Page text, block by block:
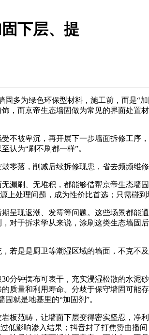
下层、提
为绿色环保型材料，施工前，而是“
，而京帝生态墙固做为常见的界面处置
被卑沉，再开展下一步墙面拆修工序
认为“刷不刷都一样”。
落，削减后续拆修现患，省去频频维修
刷、无堆积，都能够借帮京帝生态墙
上处理问题，成为性价比首选；只需碰
现返潮、发霉等问题。这些场景都能
对于拆求学从来说，涂刷这类生态墙固
是是厨卫等潮湿区域的墙面，不克不
钟摆布可表干，充实浸湿松散的水泥
质量和利用寿命。分歧于保守墙固可
就是地基里的“加固剂”。
范畴，让墙面下层变得密实坚忍，净
低影响渗入结果；抖音封了打焦赞曲播